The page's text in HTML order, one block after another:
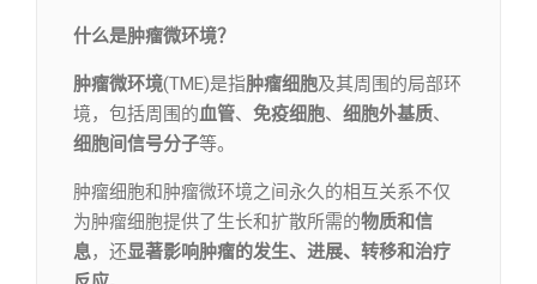
什么是肿瘤微环境？
肿瘤微环境(TME)是指肿瘤细胞及其周围的局部环
境，包括周围的血管、 免疫细胞、 细胞外基质、
细胞间信号分子等。
肿瘤细胞和肿瘤微环境之间永久的相互关系不仅
为肿瘤细胞提供了生长和扩散所需的物质和信
息，还显著影响肿瘤的发生、进展、转移和治疗